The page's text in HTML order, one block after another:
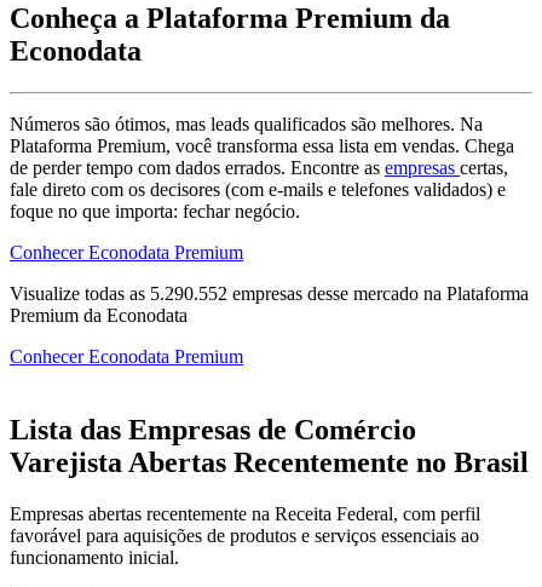
Conheça a Plataforma Premium da
Econodata
Números são ótimos, mas leads qualificados são melhores. Na
Plataforma Premium, você transforma essa lista em vendas. Chega
de perder tempo com dados errados. Encontre as empresas certas,
fale direto com os decisores (com e-mails e telefones validados) e
foque no que importa: fechar negócio.
Conhecer Econodata Premium
Visualize todas as 5.290.552 empresas desse mercado na Plataforma
Premium da Econodata
Conhecer Econodata Premium
Lista das Empresas de Comércio
Varejista Abertas Recentemente no Brasil
Empresas abertas recentemente na Receita Federal, com perfil
favorável para aquisições de produtos e serviços essenciais ao
funcionamento inicial.